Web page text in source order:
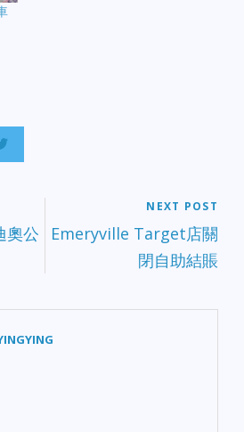
奧公
NEXT POST
Emeryville Target店關
閉自助結賬